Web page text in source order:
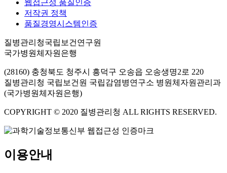
웹접근성 품질인증
저작권 정책
품질경영시스템인증
질병관리청국립보건연구원
국가병원체자원은행
(28160) 충청북도 청주시 흥덕구 오송읍 오송생명2로 220
질병관리청 국립보건원 국립감염병연구소 병원체자원관리과
(국가병원체자원은행)
COPYRIGHT © 2020 질병관리청 ALL RIGHTS RESERVED.
이용안내